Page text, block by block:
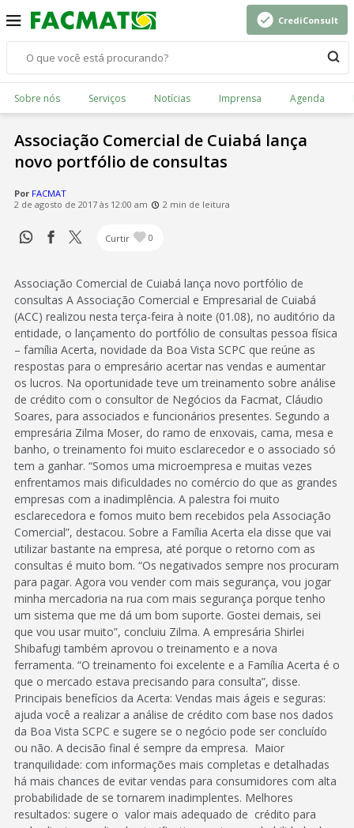
CrediConsult
Sobre nós Serviços Notícias Imprensa Agenda
Associação Comercial de Cuiabá lança
novo portfólio de consultas
Por FACMAT
2 de agosto de 2017 às 12:00 am
2 min de leitura
Curtir 0
Associação Comercial de Cuiabá lança novo portfólio de
consultas A Associação Comercial e Empresarial de Cuiabá
(ACC) realizou nesta terça-feira à noite (01.08), no auditório da
entidade, o lançamento do portfólio de consultas pessoa física
– família Acerta, novidade da Boa Vista SCPC que reúne as
respostas para o empresário acertar nas vendas e aumentar
os lucros. Na oportunidade teve um treinamento sobre análise
de crédito com o consultor de Negócios da Facmat, Cláudio
Soares, para associados e funcionários presentes. Segundo a
empresária Zilma Moser, do ramo de enxovais, cama, mesa e
banho, o treinamento foi muito esclarecedor e o associado só
tem a ganhar. “Somos uma microempresa e muitas vezes
enfrentamos mais dificuldades no comércio do que as grandes
empresas com a inadimplência. A palestra foi muito
esclarecedora e fomos muito bem recebidos pela Associação
Comercial”, destacou. Sobre a Família Acerta ela disse que vai
utilizar bastante na empresa, até porque o retorno com as
consultas é muito bom. “Os negativados sempre nos procuram
para pagar. Agora vou vender com mais segurança, vou jogar
minha mercadoria na rua com mais segurança porque tenho
um sistema que me dá um bom suporte. Gostei demais, sei
que vou usar muito”, concluiu Zilma. A empresária Shirlei
Shibafugi também aprovou o treinamento e a nova
ferramenta. “O treinamento foi excelente e a Família Acerta é o
que o mercado estava precisando para consulta”, disse.
Principais benefícios da Acerta: Vendas mais ágeis e seguras:
ajuda você a realizar a análise de crédito com base nos dados
da Boa Vista SCPC e sugere se o negócio pode ser concluído
ou não. A decisão final é sempre da empresa. Maior
tranquilidade: com informações mais completas e detalhadas
há mais chances de evitar vendas para consumidores com alta
probabilidade de se tornarem inadimplentes. Melhores
resultados: sugere o valor mais adequado de crédito para